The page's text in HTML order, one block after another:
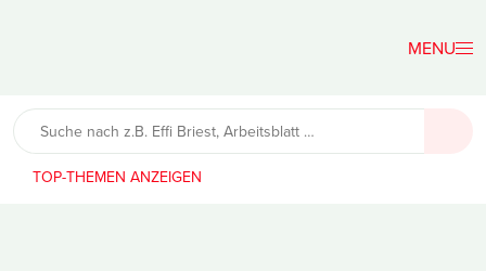
Lehrerfreund
TOP-THEMEN